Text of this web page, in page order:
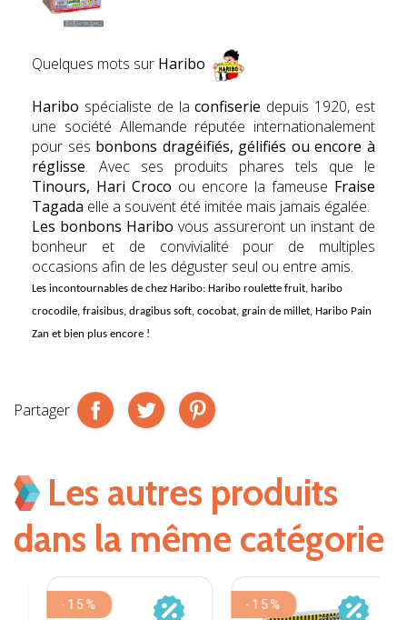
Quelques mots sur Haribo
Haribo spécialiste de laconfiserie depuis 1920, est
une société Allemande réputée internationalement
pour ses bonbons dragéifiés, gélifiés ou encore à
réglisse. Avec ses produits phares tels que le
Tinours, Hari Croco ou encore la fameuse Fraise
Tagada elle a souvent été imitée mais jamais égalée.
Les bonbons Haribo vous assureront un instant de
bonheur et de convivialité pour de multiples
occasions afin de les déguster seul ou entre amis.
Les incontournables de chez Haribo: Haribo roulette fruit, haribo
crocodile, fraisibus, dragibus soft, cocobat, grain de millet, Haribo Pain
Zan et bien plus encore !
Partager
Les autres produits
dans la même catégorie
-15% -15%